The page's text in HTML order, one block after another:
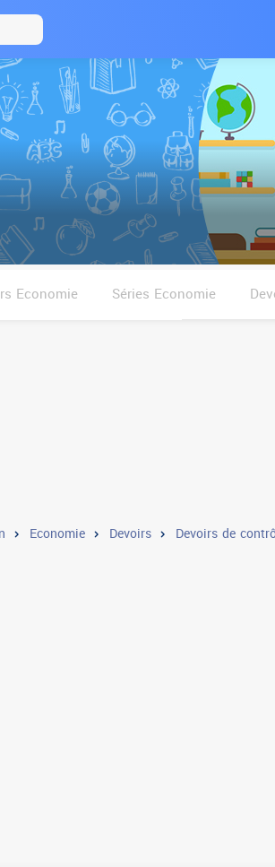
Economie Séries Economie
Economie Devoirs Devoirs de